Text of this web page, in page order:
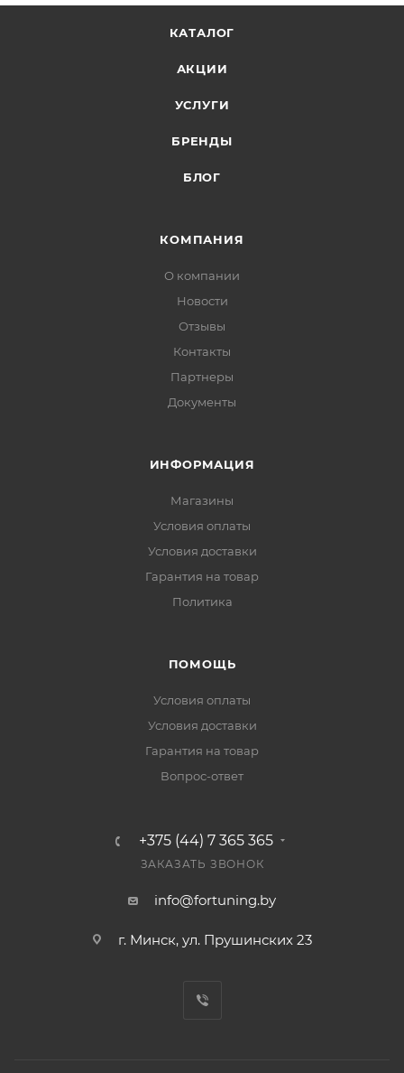
КАТАЛОГ
АКЦИИ
УСЛУГИ
БРЕНДЫ
БЛОГ
КОМПАНИЯ
О компании
Новости
Отзывы
Контакты
Партнеры
Документы
ИНФОРМАЦИЯ
Магазины
Условия оплаты
Условия доставки
Гарантия на товар
Политика
ПОМОЩЬ
Условия оплаты
Условия доставки
Гарантия на товар
Вопрос-ответ
+375 (44) 7 365 365
ЗАКАЗАТЬ ЗВОНОК
info@fortuning.by
г. Минск, ул. Прушинских 23